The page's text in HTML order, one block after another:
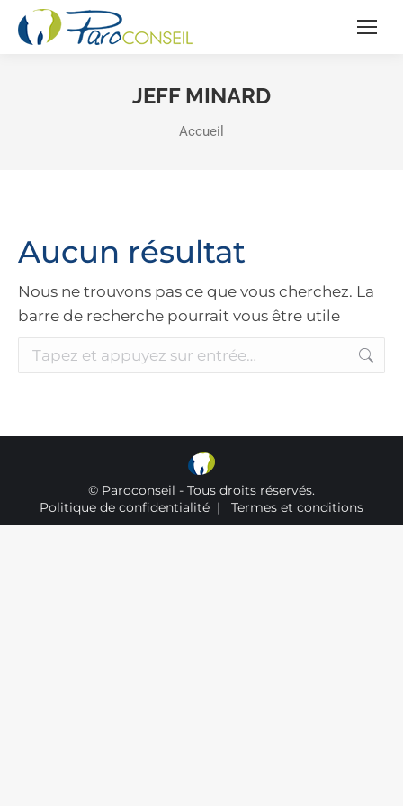
JEFF MINARD
Vous êtes ici :
Accueil
Aucun résultat
Nous ne trouvons pas ce que vous cherchez. La
barre de recherche pourrait vous être utile
Recherche
:
© Paroconseil - Tous droits réservés.
Politique de confidentialité | Termes et conditions